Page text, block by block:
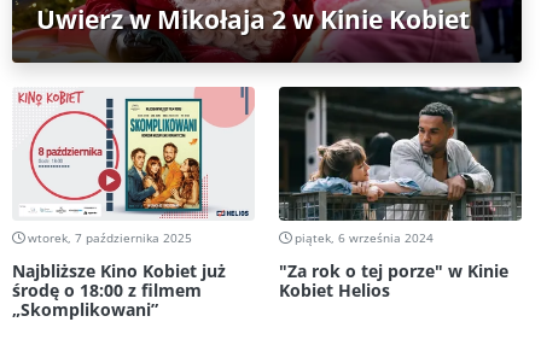
Uwierz w Mikołaja 2 w Kinie Kobiet
wtorek, 7 października 2025
Najbliższe Kino Kobiet już
środę o 18:00 z filmem
„Skomplikowani”
piątek, 6 września 2024
"Za rok o tej porze" w Kinie
Kobiet Helios